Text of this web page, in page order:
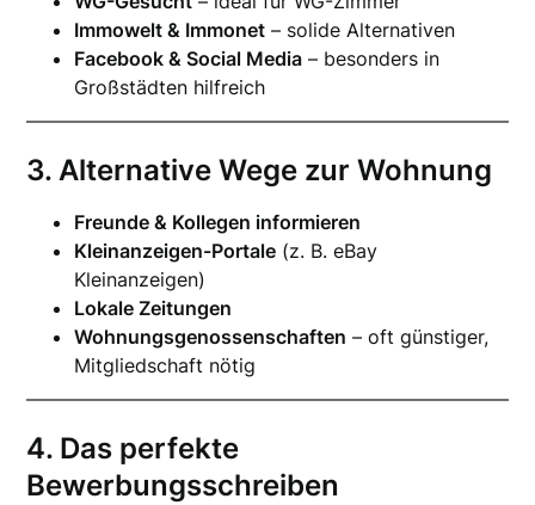
Immowelt & Immonet – solide Alternativen
Facebook & Social Media – besonders in
Großstädten hilfreich
3. Alternative Wege zur Wohnung
Freunde & Kollegen informieren
Kleinanzeigen-Portale (z. B. eBay
Kleinanzeigen)
Lokale Zeitungen
Wohnungsgenossenschaften – oft günstiger,
Mitgliedschaft nötig
4. Das perfekte
Bewerbungsschreiben